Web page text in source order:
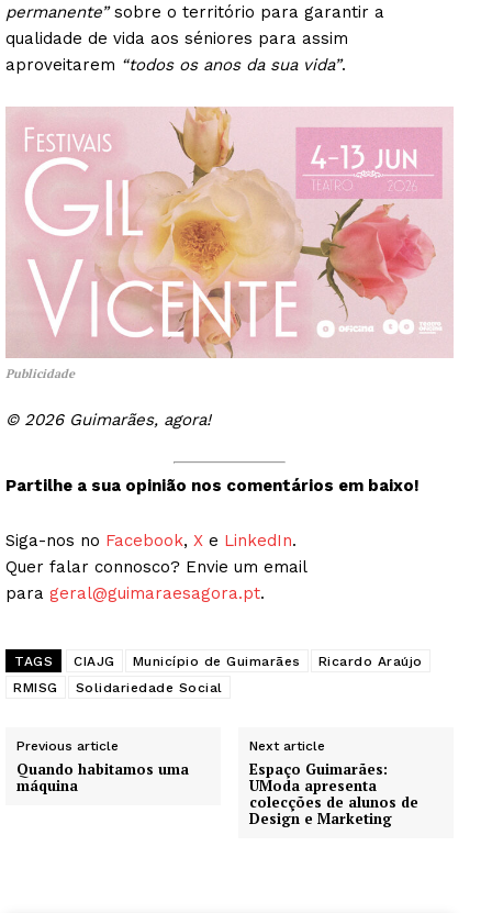
Guimarães, agora!
SUBSCREVA JÁ!
Institucional
Edição Digital
Europa
Publicidade
Quero ser Assinante
permanente”sobre o território para garantir a
qualidade de vida aos séniores para assim
aproveitarem “todos os anos da sua vida”.
Publicidade
© 2026 Guimarães, agora!
Partilhe a sua opinião nos comentários em baixo!
Siga-nos no Facebook, X e LinkedIn.
Quer falar connosco? Envie um email
para geral@guimaraesagora.pt.
TAGS CIAJG Município de Guimarães
Ricardo Araújo
RMISG
Solidariedade Social
Previous article
Quando habitamos uma
máquina
Next article
Espaço Guimarães:
UModa apresenta
colecções de alunos de
Design e Marketing